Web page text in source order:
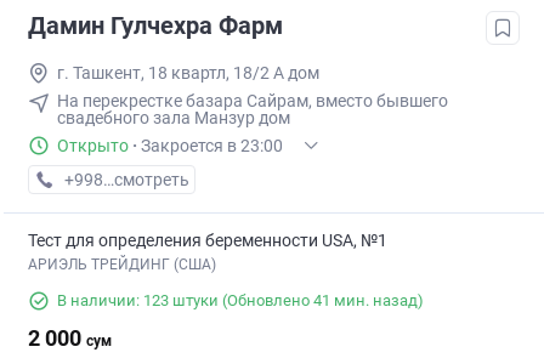
Дамин Гулчехра Фарм
г. Ташкент, 18 квартл, 18/2 А дом
На перекрестке базара Сайрам, вместо бывшего
свадебного зала Манзур дом
Открыто · Закроется в 23:00
+998 (97) XXX-XX-XX
смотреть
Тест для определения беременности USA, №1
АРИЭЛЬ ТРЕЙДИНГ (США)
В наличии: 123 штуки (Обновлено 41 мин. назад)
2 000 сум